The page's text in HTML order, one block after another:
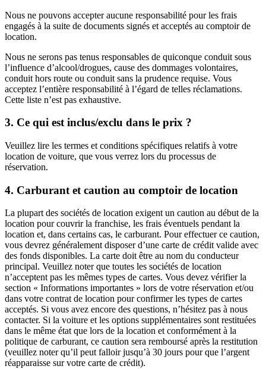
Nous ne pouvons accepter aucune responsabilité pour les frais
engagés à la suite de documents signés et acceptés au comptoir de
location.
Nous ne serons pas tenus responsables de quiconque conduit sous
l’influence d’alcool/drogues, cause des dommages volontaires,
conduit hors route ou conduit sans la prudence requise. Vous
acceptez l’entière responsabilité à l’égard de telles réclamations.
Cette liste n’est pas exhaustive.
3. Ce qui est inclus/exclu dans le prix ?
Veuillez lire les termes et conditions spécifiques relatifs à votre
location de voiture, que vous verrez lors du processus de
réservation.
4. Carburant et caution au comptoir de location
La plupart des sociétés de location exigent un caution au début de la
location pour couvrir la franchise, les frais éventuels pendant la
location et, dans certains cas, le carburant. Pour effectuer ce caution,
vous devrez généralement disposer d’une carte de crédit valide avec
des fonds disponibles. La carte doit être au nom du conducteur
principal. Veuillez noter que toutes les sociétés de location
n’acceptent pas les mêmes types de cartes. Vous devez vérifier la
section « Informations importantes » lors de votre réservation et/ou
dans votre contrat de location pour confirmer les types de cartes
acceptés. Si vous avez encore des questions, n’hésitez pas à nous
contacter. Si la voiture et les options supplémentaires sont restituées
dans le même état que lors de la location et conformément à la
politique de carburant, ce caution sera remboursé après la restitution
(veuillez noter qu’il peut falloir jusqu’à 30 jours pour que l’argent
réapparaisse sur votre carte de crédit).